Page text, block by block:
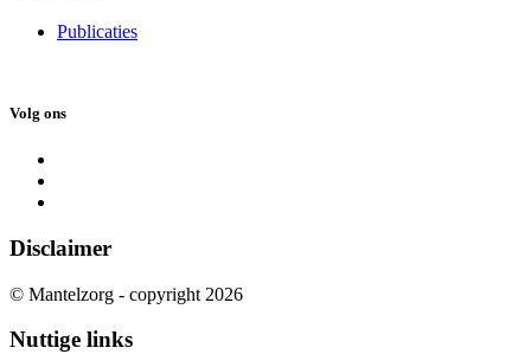
Publicaties
Volg ons
Disclaimer
© Mantelzorg - copyright 2026
Nuttige links